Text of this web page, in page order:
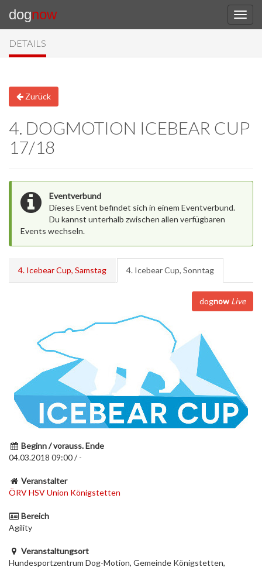
dognow
DETAILS
Zurück
4. DOGMOTION ICEBEAR CUP
17/18
Eventverbund
Dieses Event befindet sich in einem Eventverbund.
Du kannst unterhalb zwischen allen verfügbaren
Events wechseln.
4. Icebear Cup, Samstag 4. Icebear Cup, Sonntag
dognow Live
Beginn / vorauss. Ende
04.03.2018 09:00 / -
Veranstalter
ÖRV HSV Union Königstetten
Bereich
Agility
Veranstaltungsort
Hundesportzentrum Dog-Motion, Gemeinde Königstetten,